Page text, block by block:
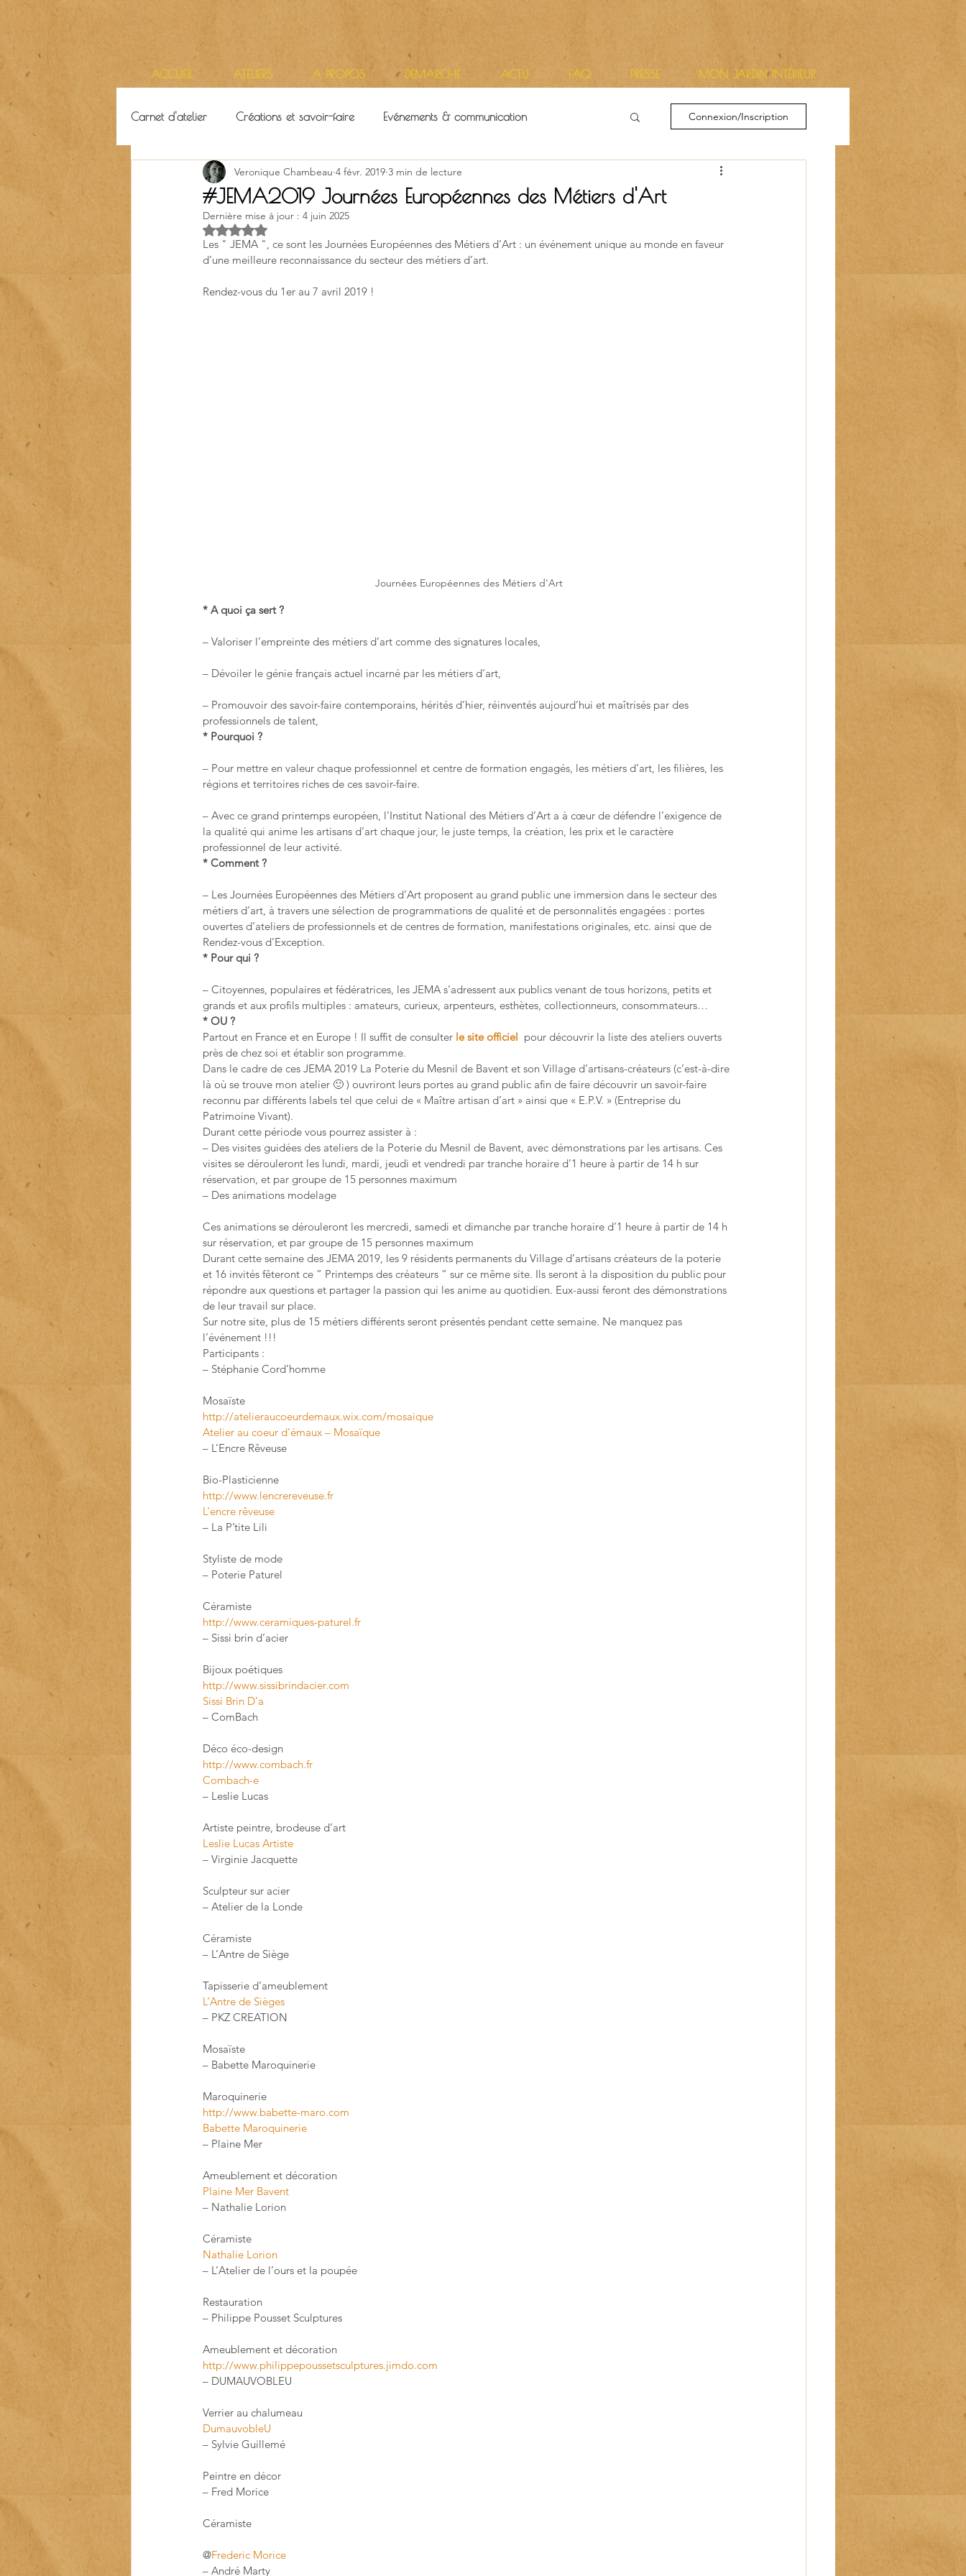
Carnet d'atelier Créations et savoir-faire Evénements & communication
Ressources & ambiance Territoires Vie d'atelier
Connexion/Inscription
#JEMA2019 Journées Européennes des Métiers d'Art
Veronique Chambeau 4 févr. 2019 3 min de lecture
Dernière mise à jour : 4 juin 2025
Noté NaN étoiles sur 5.
Les " JEMA ", ce sont les Journées Européennes des Métiers d’Art : un événement unique au monde en faveur
d’une meilleure reconnaissance du secteur des métiers d’art.
Rendez-vous du 1er au 7 avril 2019 !
Journées Européennes des Métiers d'Art
* A quoi ça sert ?
– Valoriser l’empreinte des métiers d’art comme des signatures locales,
– Dévoiler le génie français actuel incarné par les métiers d’art,
– Promouvoir des savoir-faire contemporains, hérités d’hier, réinventés aujourd’hui et maîtrisés par des
professionnels de talent,
* Pourquoi ?
– Pour mettre en valeur chaque professionnel et centre de formation engagés, les métiers d’art, les filières, les
régions et territoires riches de ces savoir-faire.
– Avec ce grand printemps européen, l’Institut National des Métiers d’Art a à cœur de défendre l’exigence de
la qualité qui anime les artisans d’art chaque jour, le juste temps, la création, les prix et le caractère
professionnel de leur activité.
* Comment ?
– Les Journées Européennes des Métiers d’Art proposent au grand public une immersion dans le secteur des
métiers d’art, à travers une sélection de programmations de qualité et de personnalités engagées : portes
ouvertes d’ateliers de professionnels et de centres de formation, manifestations originales, etc. ainsi que de
Rendez-vous d’Exception.
* Pour qui ?
– Citoyennes, populaires et fédératrices, les JEMA s’adressent aux publics venant de tous horizons, petits et
grands et aux profils multiples : amateurs, curieux, arpenteurs, esthètes, collectionneurs, consommateurs…
* OU ?
Partout en France et en Europe ! Il suffit de consulter le site officiel pour découvrir la liste des ateliers ouverts
près de chez soi et établir son programme.
Dans le cadre de ces JEMA 2019 La Poterie du Mesnil de Bavent et son Village d’artisans-créateurs (c’est-à-dire
là où se trouve mon atelier 🙂 ) ouvriront leurs portes au grand public afin de faire découvrir un savoir-faire
reconnu par différents labels tel que celui de « Maître artisan d’art » ainsi que « E.P.V. » (Entreprise du
Patrimoine Vivant).
Durant cette période vous pourrez assister à :
– Des visites guidées des ateliers de la Poterie du Mesnil de Bavent, avec démonstrations par les artisans. Ces
visites se dérouleront les lundi, mardi, jeudi et vendredi par tranche horaire d’1 heure à partir de 14 h sur
réservation, et par groupe de 15 personnes maximum
– Des animations modelage
Ces animations se dérouleront les mercredi, samedi et dimanche par tranche horaire d’1 heure à partir de 14 h
sur réservation, et par groupe de 15 personnes maximum
Durant cette semaine des JEMA 2019, les 9 résidents permanents du Village d’artisans créateurs de la poterie
et 16 invités fêteront ce ” Printemps des créateurs ” sur ce même site. Ils seront à la disposition du public pour
répondre aux questions et partager la passion qui les anime au quotidien. Eux-aussi feront des démonstrations
de leur travail sur place.
Sur notre site, plus de 15 métiers différents seront présentés pendant cette semaine. Ne manquez pas
l’événement !!!
Participants :
– Stéphanie Cord’homme
Mosaïste
http://atelieraucoeurdemaux.wix.com/mosaique
Atelier au coeur d’émaux – Mosaïque
– L’Encre Rêveuse
Bio-Plasticienne
http://www.lencrereveuse.fr
L’encre rêveuse
– La P’tite Lili
Styliste de mode
– Poterie Paturel
Céramiste
http://www.ceramiques-paturel.fr
– Sissi brin d’acier
Bijoux poétiques
http://www.sissibrindacier.com
Sissi Brin D’a
– ComBach
Déco éco-design
http://www.combach.fr
Combach-e
– Leslie Lucas
Artiste peintre, brodeuse d’art
Leslie Lucas Artiste
– Virginie Jacquette
Sculpteur sur acier
– Atelier de la Londe
Céramiste
– L’Antre de Siège
Tapisserie d’ameublement
L’Antre de Sièges
– PKZ CREATION
Mosaïste
– Babette Maroquinerie
Maroquinerie
http://www.babette-maro.com
Babette Maroquinerie
– Plaine Mer
Ameublement et décoration
Plaine Mer Bavent
– Nathalie Lorion
Céramiste
Nathalie Lorion
– L’Atelier de l’ours et la poupée
Restauration
– Philippe Pousset Sculptures
Ameublement et décoration
http://www.philippepoussetsculptures.jimdo.com
– DUMAUVOBLEU
Verrier au chalumeau
DumauvobleU
– Sylvie Guillemé
Peintre en décor
– Fred Morice
Céramiste
@Frederic Morice
– André Marty
ACCUEIL ATELIERS A PROPOS DEMARCHE ACTU FAQ PRESSE MON JARDIN INTÉRIEUR